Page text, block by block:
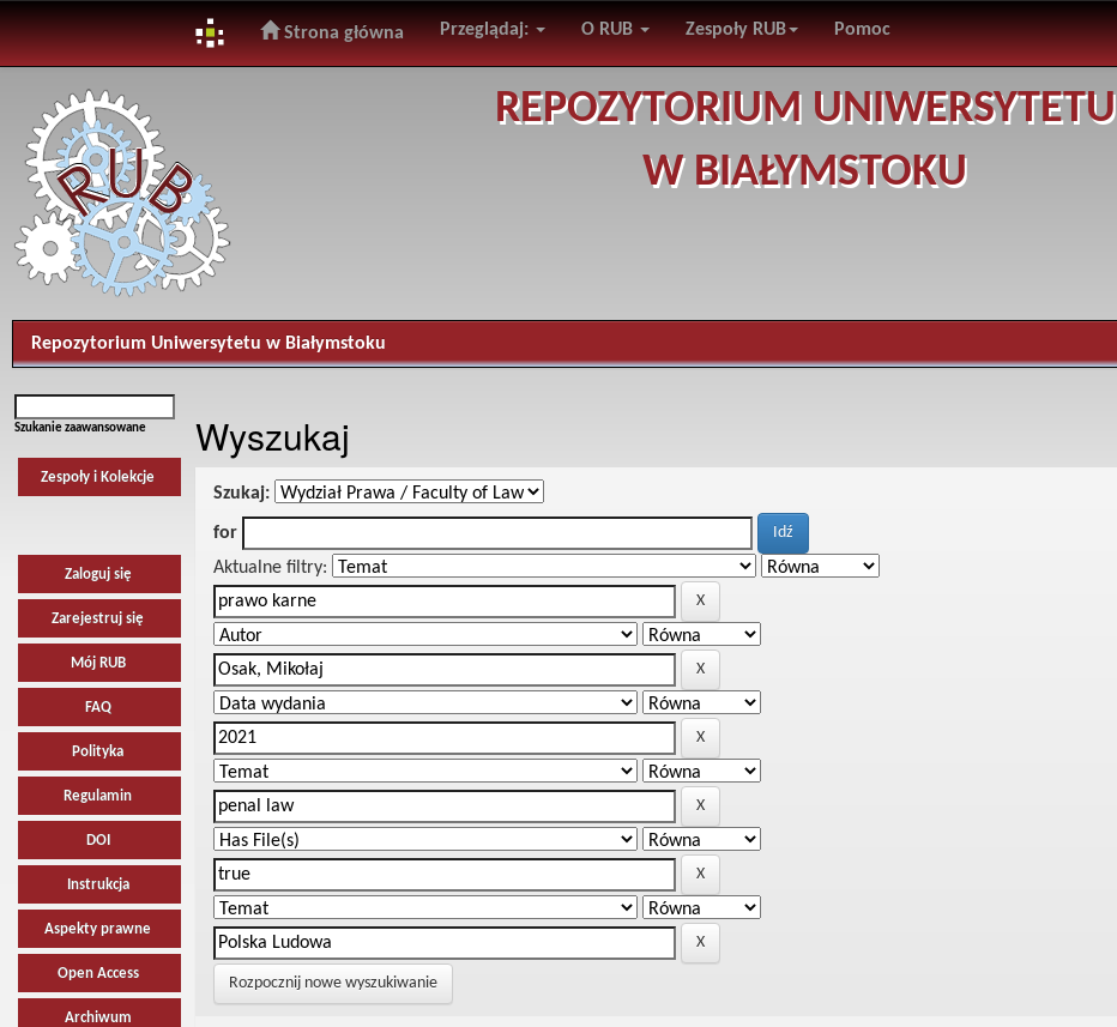
navigation
Strona główna Przeglądaj: O RUB Zespoły RUB Pomoc
REPOZYTORIUM UNIWERSYTETU
W BIAŁYMSTOKU
Repozytorium Uniwersytetu w Białymstoku
Szukanie zaawansowane
Zespoły i Kolekcje
Zaloguj się
Zarejestruj się
Mój RUB
FAQ
Polityka
Regulamin
DOI
Instrukcja
Aspekty prawne
Open Access
Archiwum
Wyszukaj
Szukaj:
for
Aktualne filtry:
Rozpocznij nowe wyszukiwanie